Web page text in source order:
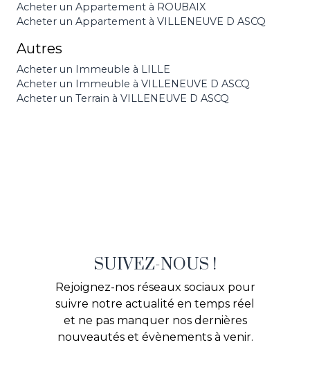
Acheter un Appartement à ROUBAIX
Acheter un Appartement à VILLENEUVE D ASCQ
Autres
Acheter un Immeuble à LILLE
Acheter un Immeuble à VILLENEUVE D ASCQ
Acheter un Terrain à VILLENEUVE D ASCQ
SUIVEZ-NOUS !
Rejoignez-nos réseaux sociaux pour
suivre notre actualité en temps réel
et ne pas manquer nos dernières
nouveautés et évènements à venir.